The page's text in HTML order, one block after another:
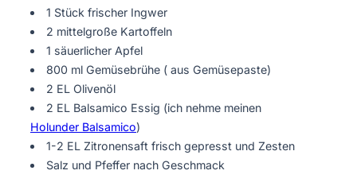
1 Stück frischer Ingwer
2 mittelgroße Kartoffeln
1 säuerlicher Apfel
800 ml Gemüsebrühe ( aus Gemüsepaste)
2 EL Olivenöl
2 EL Balsamico Essig (ich nehme meinen
Holunder Balsamico)
1-2 EL Zitronensaft frisch gepresst und Zesten
Salz und Pfeffer nach Geschmack